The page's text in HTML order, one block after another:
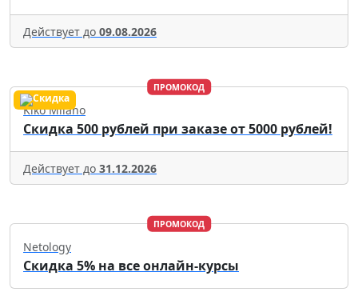
Действует до 09.08.2026
ПРОМОКОД
Kiko Milano
Скидка 500 рублей при заказе от 5000 рублей!
Действует до 31.12.2026
ПРОМОКОД
Netology
Скидка 5% на все онлайн-курсы